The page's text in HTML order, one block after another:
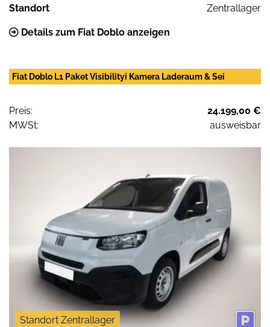
Standort Zentrallager
Details zum Fiat Doblo anzeigen
Fiat Doblo L1 Paket Visibilityi Kamera Laderaum & Sei
Preis:
24.199,00 €
MWSt:
ausweisbar
Standort Zentrallager